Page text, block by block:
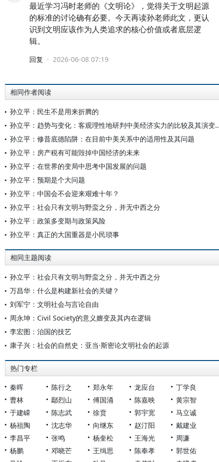
最近学习冯时老师的《文明论》，觉得关于文明起源
的标准的讨论确有必要。今天再读孙老师此文，更认
识到文明应该作为人类追求的核心价值或者底层逻
辑。
回复 · 2026-06-08 07:19
相同作者阅读
孙立平：民生不是用来折腾的
孙立平：趋势与变化：客观理
孙立平：修昔底德陷阱：在目前中美关系中的适用性及其问题
孙立平：房产税有可能毁掉中国经济的未来
孙立平：在世界的变局中思考中国发展的问题
孙立平：预期是个大问题
孙立平：中国会不会迎来艰难十年？
孙立平：社会只有文明与野蛮之分，并无中西之分
孙立平：政策多变期与政策风险
孙立平：真正的大国重器是小民琐事
相同主题阅读
孙立平：社会只有文明与野蛮之分，并无中西之分
万昌华：什么是构建新社会的关键？
刘军宁：文明社会与言论自由
周永坤：Civil Society的意义嬗变及其内在逻辑
李宏图：治国的技艺
康子兴：社会的自然史：亚当·斯密论文明社会的起源
热门专栏
秦晖 陈行之 郑永年 龙应台
丁学良
曹林
鄢烈山 傅国涌 陈嘉映
黄宗智
于建嵘
陈志武 徐贲 郭宇宽
马立诚
杨祖陶
沈志华 向继东 赵汀阳
戴建业
李昌平
张鸣 杨奎松 王海光
周濂
杨鹏
邓晓芒 王缉思 陈奉孝
郭世佑